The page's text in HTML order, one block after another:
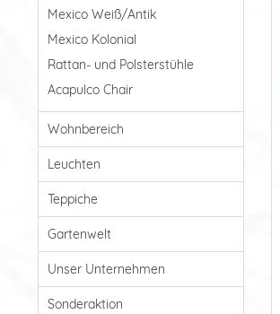
Mexico Weiß/Antik
Mexico Kolonial
Rattan- und Polsterstühle
Acapulco Chair
Wohnbereich
Leuchten
Teppiche
Gartenwelt
Unser Unternehmen
Sonderaktion